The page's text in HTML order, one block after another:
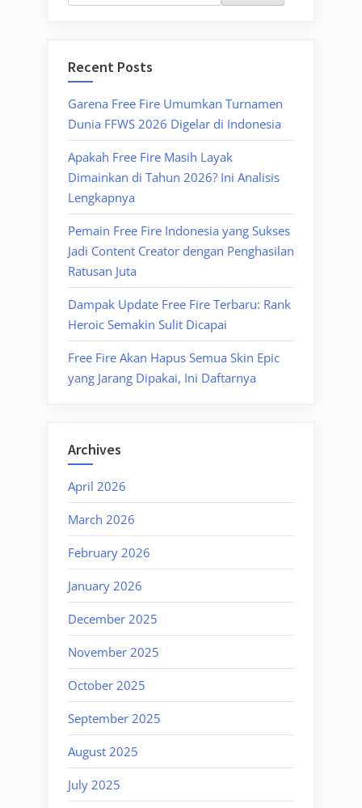
Recent Posts
Garena Free Fire Umumkan Turnamen
Dunia FFWS 2026 Digelar di Indonesia
Apakah Free Fire Masih Layak
Dimainkan di Tahun 2026? Ini Analisis
Lengkapnya
Pemain Free Fire Indonesia yang Sukses
Jadi Content Creator dengan Penghasilan
Ratusan Juta
Dampak Update Free Fire Terbaru: Rank
Heroic Semakin Sulit Dicapai
Free Fire Akan Hapus Semua Skin Epic
yang Jarang Dipakai, Ini Daftarnya
Archives
April 2026
March 2026
February 2026
January 2026
December 2025
November 2025
October 2025
September 2025
August 2025
July 2025